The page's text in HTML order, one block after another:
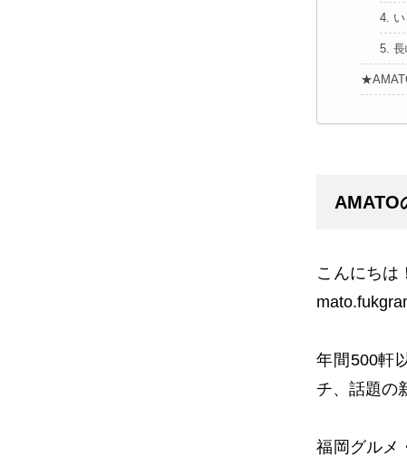
4.
5.
AMATO
こんにちは
年間500軒
チ、話題の
福岡グルメ